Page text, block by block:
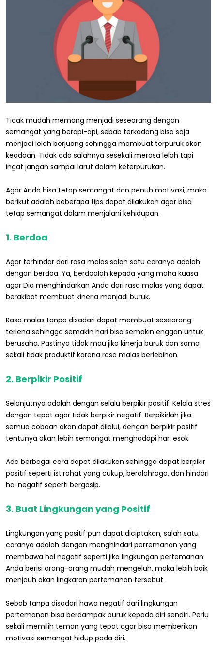
Tidak mudah memang menjadi seseorang dengan
semangat yang berapi-api, sebab terkadang bisa saja
menjadi lelah berjuang sehingga membuat terpuruk akan
keadaan. Tidak ada salahnya sesekali merasa lelah tapi
ingat jangan sampai larut dalam keterpurukan.
Agar Anda bisa tetap semangat dan penuh motivasi, maka
berikut adalah beberapa tips dapat dilakukan agar bisa
tetap semangat dalam menjalani kehidupan.
1. Berdoa
Agar terhindar dari rasa malas salah satu caranya adalah
dengan berdoa. Ya, berdoalah kepada yang maha kuasa
agar Dia menghindarkan Anda dari rasa malas yang dapat
berakibat membuat kinerja menjadi buruk.
Rasa malas tanpa disadari dapat membuat seseorang
terlena sehingga semakin hari bisa semakin enggan untuk
berusaha. Pastinya tidak mau jika kinerja buruk dan sama
sekali tidak produktif karena rasa malas berlebihan.
2. Berpikir Positif
Selanjutnya adalah dengan selalu berpikir positif. Kelola stres
dengan tepat agar tidak berpikir negatif. Berpikirlah jika
semua cobaan akan dapat dilalui, dengan berpikir positif
tentunya akan lebih semangat menghadapi hari esok.
Ada berbagai cara dapat dilakukan sehingga dapat berpikir
positif seperti istirahat yang cukup, berolahraga, dan hindari
hal negatif seperti bergosip.
3. Buat Lingkungan yang Positif
Lingkungan yang positif pun dapat diciptakan, salah satu
caranya adalah dengan menghindari pertemanan yang
membawa hal negatif seperti jika lingkungan pertemanan
Anda berisi orang-orang mudah mengeluh, maka lebih baik
menjauh akan lingkaran pertemanan tersebut.
Sebab tanpa disadari hawa negatif dari lingkungan
pertemanan bisa berdampak buruk kepada diri sendiri. Perlu
sekali memilih teman yang tepat agar bisa memberikan
motivasi semangat hidup pada diri.